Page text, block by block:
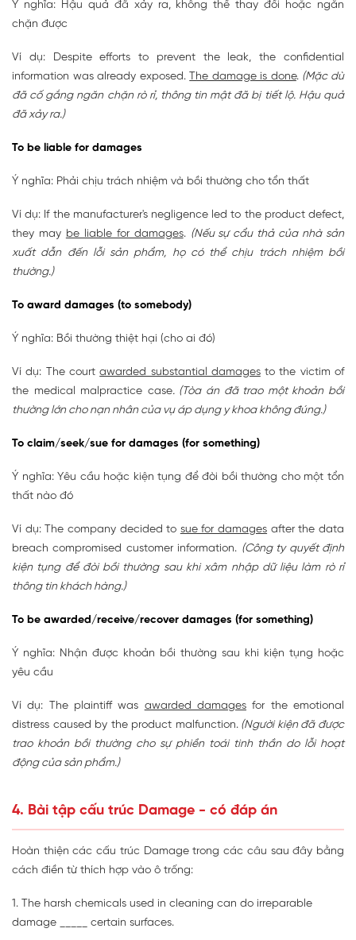
Ý nghĩa: Hậu quả đã xảy ra, không thể thay đổi hoặc ngăn
chặn được
Ví dụ: Despite efforts to prevent the leak, the confidential
information was already exposed. The damage is done. (Mặc dù
đã cố gắng ngăn chặn rò rỉ, thông tin mật đã bị tiết lộ. Hậu quả
đã xảy ra.)
To be liable for damages
Ý nghĩa: Phải chịu trách nhiệm và bồi thường cho tổn thất
Ví dụ: If the manufacturer's negligence led to the product defect,
they may be liable for damages. (Nếu sự cẩu thả của nhà sản
xuất dẫn đến lỗi sản phẩm, họ có thể chịu trách nhiệm bồi
thường.)
To award damages (to somebody)
Ý nghĩa: Bồi thường thiệt hại (cho ai đó)
Ví dụ: The courtawarded substantial damagesto the victim of
the medical malpractice case. (Tòa án đã trao một khoản bồi
thường lớn cho nạn nhân của vụ áp dụng y khoa không đúng.)
To claim/seek/sue for damages (for something)
Ý nghĩa: Yêu cầu hoặc kiện tụng để đòi bồi thường cho một tổn
thất nào đó
Ví dụ: The company decided to sue for damages after the data
breach compromised customer information. (Công ty quyết định
kiện tụng để đòi bồi thường sau khi xâm nhập dữ liệu làm rò rỉ
thông tin khách hàng.)
To be awarded/receive/recover damages (for something)
Ý nghĩa: Nhận được khoản bồi thường sau khi kiện tụng hoặc
yêu cầu
Ví dụ: The plaintiff was awarded damages for the emotional
distress caused by the product malfunction.(Người kiện đã được
trao khoản bồi thường cho sự phiền toái tinh thần do lỗi hoạt
động của sản phẩm.)
4. Bài tập cấu trúc Damage - có đáp án
Hoàn thiện các cấu trúc Damage trong các câu sau đây bằng
cách điền từ thích hợp vào ô trống:
1. The harsh chemicals used in cleaning can do irreparable
damage _____ certain surfaces.